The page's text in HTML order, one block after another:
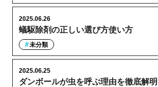
蟻駆除剤の正しい選び方使い方
2025.06.26
未分類
ダンボールが虫を呼ぶ理由を徹底解明
2025.06.25